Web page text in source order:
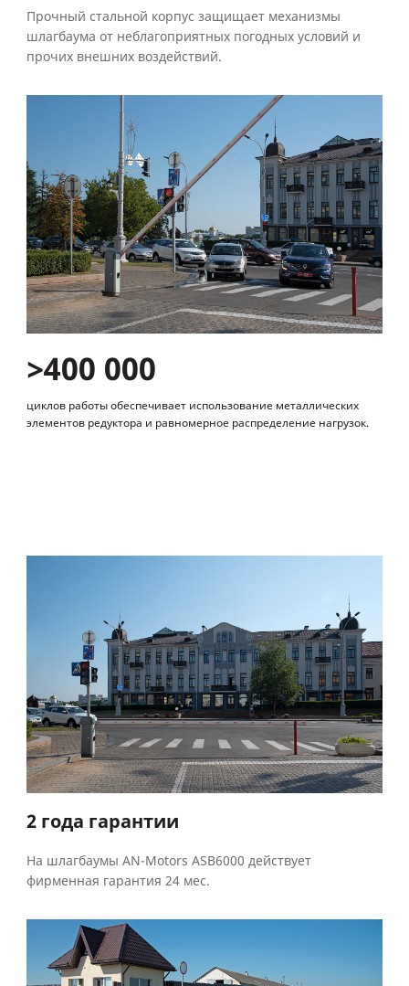
>400 000
циклов работы обеспечивает использование металлических
элементов редуктора и равномерное распределение нагрузок.
Прочный стальной корпус защищает механизмы
шлагбаума от неблагоприятных погодных условий и
прочих внешних воздействий.
2 года гарантии
На шлагбаумы AN-Motors ASB6000 действует
фирменная гарантия 24 мес.